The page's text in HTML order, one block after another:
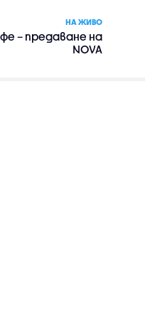
НА ЖИВО
– предаване на
NOVA